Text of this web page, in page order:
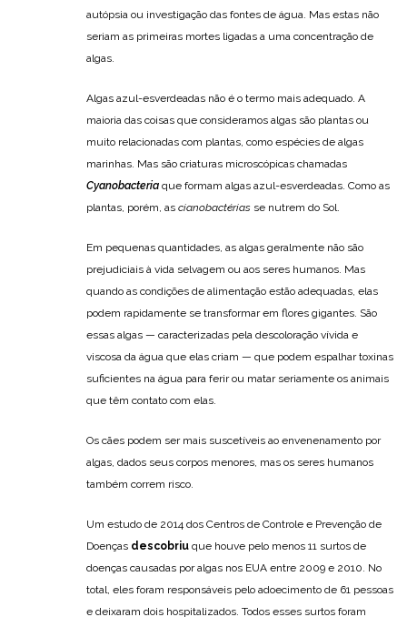
autópsia ou investigação das fontes de água. Mas estas não
seriam as primeiras mortes ligadas a uma concentração de
algas.
Algas azul-esverdeadas não é o termo mais adequado. A
maioria das coisas que consideramos algas são plantas ou
muito relacionadas com plantas, como espécies de algas
marinhas. Mas são criaturas microscópicas chamadas
Cyanobacteria que formam algas azul-esverdeadas. Como as
plantas, porém, as cianobactérias se nutrem do Sol.
Em pequenas quantidades, as algas geralmente não são
prejudiciais à vida selvagem ou aos seres humanos. Mas
quando as condições de alimentação estão adequadas, elas
podem rapidamente se transformar em flores gigantes. São
essas algas — caracterizadas pela descoloração vívida e
viscosa da água que elas criam — que podem espalhar toxinas
suficientes na água para ferir ou matar seriamente os animais
que têm contato com elas.
Os cães podem ser mais suscetíveis ao envenenamento por
algas, dados seus corpos menores, mas os seres humanos
também correm risco.
Um estudo de 2014 dos Centros de Controle e Prevenção de
Doenças descobriu que houve pelo menos 11 surtos de
doenças causadas por algas nos EUA entre 2009 e 2010. No
total, eles foram responsáveis pelo adoecimento de 61 pessoas
e deixaram dois hospitalizados. Todos esses surtos foram